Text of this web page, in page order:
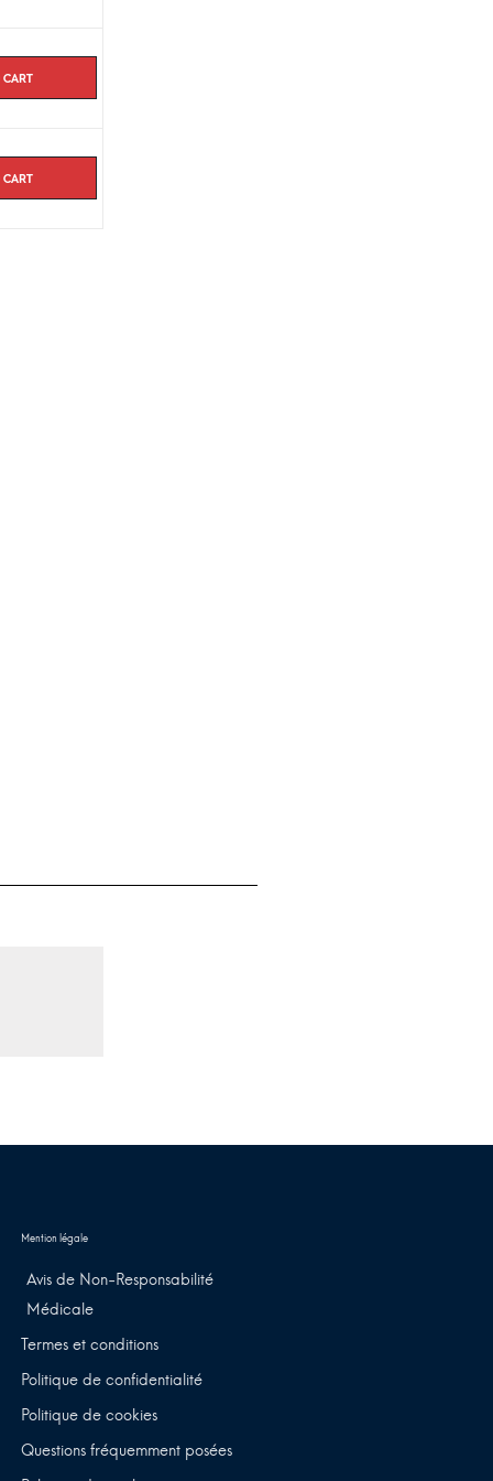
cart
cart
Avis de Non-Responsabilité
Médicale
Termes et conditions
Politique de confidentialité
Politique de cookies
Questions fréquemment posées